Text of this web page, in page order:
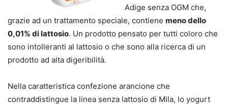
Adige senza OGM che,
grazie ad un trattamento speciale, contiene meno dello
0,01% di lattosio. Un prodotto pensato per tutti coloro che
sono intolleranti al lattosio o che sono alla ricerca di un
prodotto ad alta digeribilità.
Nella caratteristica confezione arancione che
contraddistingue la linea senza lattosio di Mila, lo yogurt